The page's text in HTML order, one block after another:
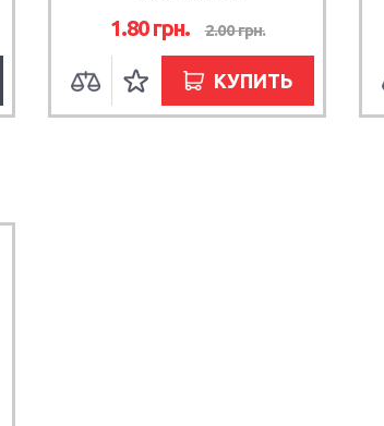
1.80 грн. 2.00 грн.
КУПИТЬ